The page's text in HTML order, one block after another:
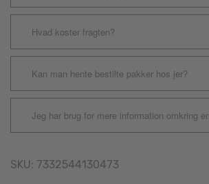
Hvad koster fragten?
Kan man hente bestilte pakker hos jer?
Jeg har brug for mere information omkring
SKU: 7332544130473